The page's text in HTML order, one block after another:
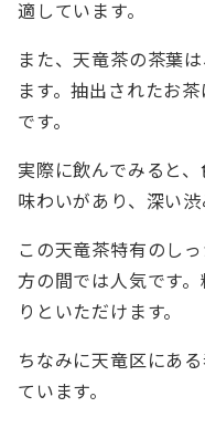
適しています。
また、天竜茶の茶葉
ます。抽出されたお
です。
実際に飲んでみると
味わいがあり、深い渋
この天竜茶特有のし
方の間では人気です
りといただけます。
ちなみに天竜区にあ
ています。